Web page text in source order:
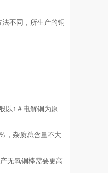
不同，所生产的铜
以 1 ＃电解铜为原
，杂质总含量不大
无氧铜棒需要更高